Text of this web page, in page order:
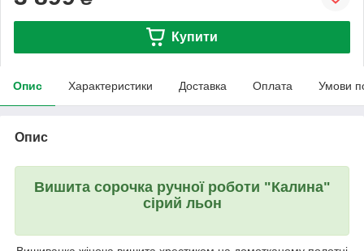
Купити
Опис Характеристики Доставка Оплата Умови
Опис
Вишита сорочка ручної роботи "Калина"
сірий льон